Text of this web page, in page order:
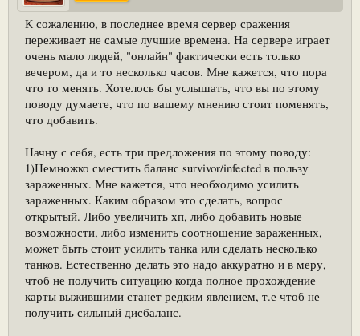
К сожалению, в последнее время сервер сражения
переживает не самые лучшие времена. На сервере играет
очень мало людей, "онлайн" фактически есть только
вечером, да и то несколько часов. Мне кажется, что пора
что то менять. Хотелось бы услышать, что вы по этому
поводу думаете, что по вашему мнению стоит поменять,
что добавить.
Начну с себя, есть три предложения по этому поводу:
1)Немножко сместить баланс survivor/infected в пользу
зараженных. Мне кажется, что необходимо усилить
зараженных. Каким образом это сделать, вопрос
открытый. Либо увеличить хп, либо добавить новые
возможности, либо изменить соотношение зараженных,
может быть стоит усилить танка или сделать несколько
танков. Естественно делать это надо аккуратно и в меру,
чтоб не получить ситуацию когда полное прохождение
карты выжившими станет редким явлением, т.е чтоб не
получить сильный дисбаланс.